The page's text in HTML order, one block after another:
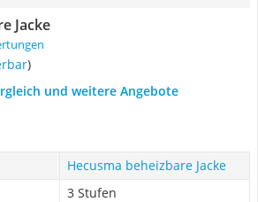
Jacke
)
und weitere Angebote
Hecusma beheizbare Jacke
3 Stufen